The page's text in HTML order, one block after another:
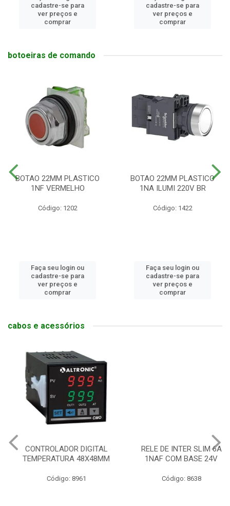
cadastre-se para
ver preços e
comprar
cadastre-se para
ver preços e
comprar
botoeiras de comando
BOTAO 22MM PLASTICO
1NF VERMELHO
Código: 1202
Faça seu login ou
cadastre-se para
ver preços e
comprar
BOTAO 22MM PLASTICO
1NA ILUMI 220V BR
Código: 1422
Faça seu login ou
cadastre-se para
ver preços e
comprar
cabos e acessórios
CONTROLADOR DIGITAL
TEMPERATURA 48X48MM
Código: 8961
RELE DE INTER SLIM 6A
1NAF COM BASE 24V
Código: 8638